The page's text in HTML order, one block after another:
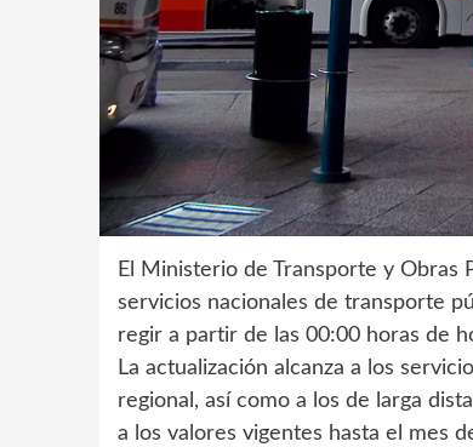
El Ministerio de Transporte y Obras
servicios nacionales de transporte
regir a partir de las 00:00 horas de
La actualización alcanza a los
regional, así como a los de larga
a los valores vigentes hasta el mes